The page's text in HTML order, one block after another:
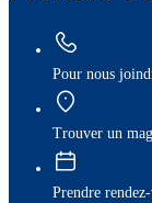
Pour nous
Trouver un
Prendre